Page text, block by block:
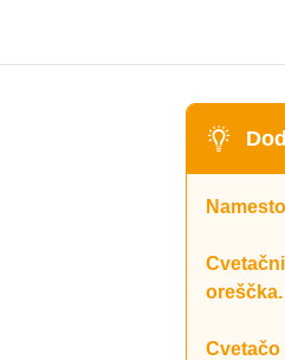
oreščka.
Cvetačo